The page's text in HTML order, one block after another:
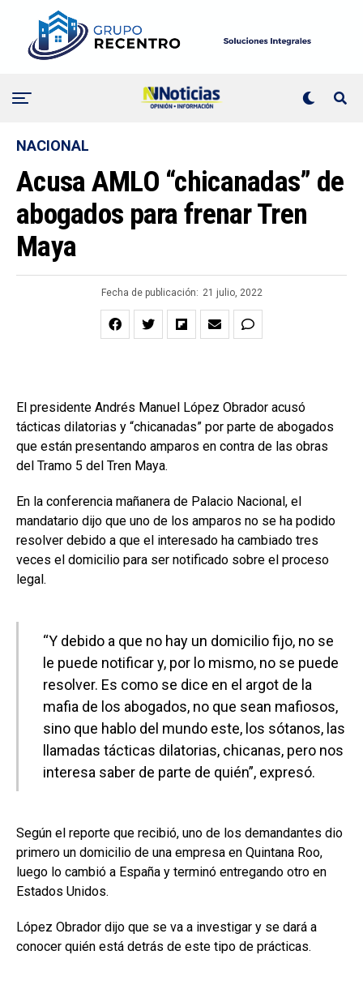
NACIONAL
Acusa AMLO “chicanadas” de
abogados para frenar Tren
Maya
Fecha de publicación: 21 julio, 2022
El presidente Andrés Manuel López Obrador acusó
tácticas dilatorias y “chicanadas” por parte de abogados
que están presentando amparos en contra de las obras
del Tramo 5 del Tren Maya.
En la conferencia mañanera de Palacio Nacional, el
mandatario dijo que uno de los amparos no se ha podido
resolver debido a que el interesado ha cambiado tres
veces el domicilio para ser notificado sobre el proceso
legal.
“Y debido a que no hay un domicilio fijo, no se
le puede notificar y, por lo mismo, no se puede
resolver. Es como se dice en el argot de la
mafia de los abogados, no que sean mafiosos,
sino que hablo del mundo este, los sótanos, las
llamadas tácticas dilatorias, chicanas, pero nos
interesa saber de parte de quién”, expresó.
Según el reporte que recibió, uno de los demandantes dio
primero un domicilio de una empresa en Quintana Roo,
luego lo cambió a España y terminó entregando otro en
Estados Unidos.
López Obrador dijo que se va a investigar y se dará a
conocer quién está detrás de este tipo de prácticas.